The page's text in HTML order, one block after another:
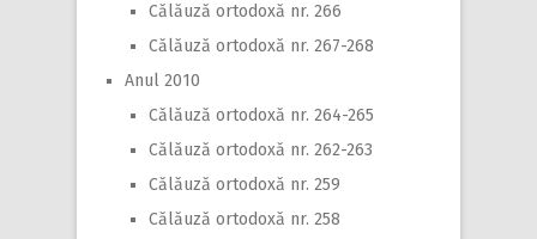
Călăuză ortodoxă nr. 266
Călăuză ortodoxă nr. 267-268
Anul 2010
Călăuză ortodoxă nr. 264-265
Călăuză ortodoxă nr. 262-263
Călăuză ortodoxă nr. 259
Călăuză ortodoxă nr. 258